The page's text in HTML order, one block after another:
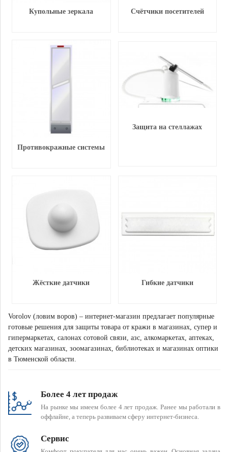
Купольные зеркала Счётчики посетителей
Противокражные системы
Защита на стеллажах
Жёсткие датчики Гибкие датчики
Vorolov (ловим воров) – интернет-магазин предлагает популярные
готовые решения для защиты товара от кражи в магазинах, супер и
гипермаркетах, салонах сотовой связи, азс, алкомаркетах, аптеках,
детских магазинах, зоомагазинах, библиотеках и магазинах оптики
в Тюменской области.
Более 4 лет продаж
На рынке мы имеем более 4 лет продаж. Ранее мы работали в
оффлайне, а теперь развиваем сферу интернет-бизнеса.
Сервис